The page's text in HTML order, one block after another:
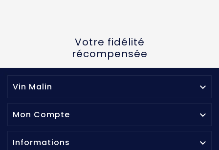
Votre fidélité
récompensée
Vin Malin 
Mon Compte 
Informations 